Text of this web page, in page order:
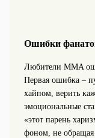
Ошибки
Любители MMA
Первая ошибка –
хайпом, верить
эмоциональные
«этот парень
фоном, не обращая